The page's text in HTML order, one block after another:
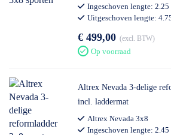
Ingeschoven lengte: 2.25
Uitgeschoven lengte:
€ 499,00 excl. BTW
Op voorraad
Altrex Nevada 3-delige
incl. laddermat
Altrex Nevada 3x8
Ingeschoven lengte: 2.45